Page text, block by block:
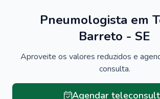
Pneumologista em
Barreto - SE
Aproveite os valores reduzidos e
consulta.
Agendar